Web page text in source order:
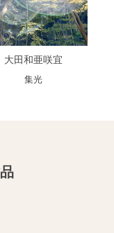
大田和亜咲宜
集光